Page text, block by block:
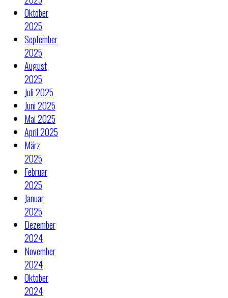
Oktober
2025
September
2025
August
2025
Juli 2025
Juni 2025
Mai 2025
April 2025
März
2025
Februar
2025
Januar
2025
Dezember
2024
November
2024
Oktober
2024